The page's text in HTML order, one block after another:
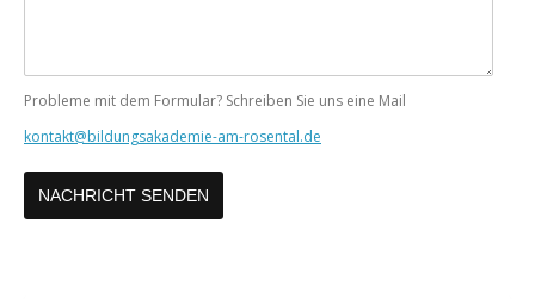
Probleme mit dem Formular? Schreiben Sie uns eine Mail
kontakt@bildungsakademie-am-rosental.de